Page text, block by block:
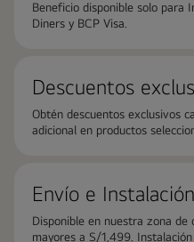
Beneficio disponible solo para
Diners y BCP Visa.
Descuentos
Obtén descuentos exclusivos
adicional en productos
Envío e
Disponible en nuestra zona
mayores a S/1,499.